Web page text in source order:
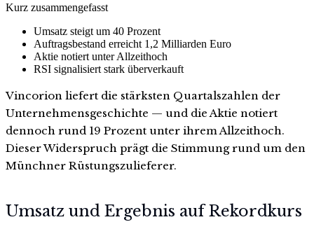
Kurz zusammengefasst
Umsatz steigt um 40 Prozent
Auftragsbestand erreicht 1,2 Milliarden Euro
Aktie notiert unter Allzeithoch
RSI signalisiert stark überverkauft
Vincorion liefert die stärksten Quartalszahlen der
Unternehmensgeschichte — und die Aktie notiert
dennoch rund 19 Prozent unter ihrem Allzeithoch.
Dieser Widerspruch prägt die Stimmung rund um den
Münchner Rüstungszulieferer.
Umsatz und Ergebnis auf Rekordkurs